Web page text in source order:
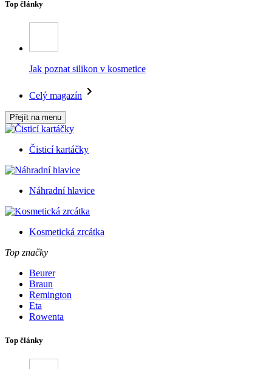
Top články
Jak poznat silikon v kosmetice
Celý magazín
Přejít na menu
Čisticí kartáčky
Náhradní hlavice
Kosmetická zrcátka
Top značky
Beurer
Braun
Remington
Eta
Rowenta
Top články